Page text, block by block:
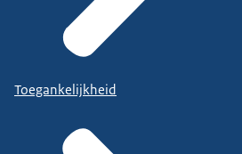
Toegankelijkheid